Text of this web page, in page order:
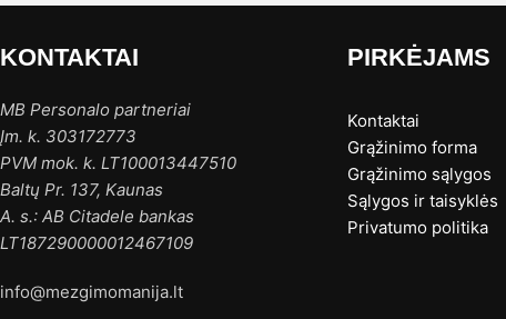
KONTAKTAI
MB Personalo partneriai
Įm. k. 303172773
PVM mok. k. LT100013447510
Baltų Pr. 137, Kaunas
A. s.: AB Citadele bankas
LT187290000012467109
info@mezgimomanija.lt
PIRKĖJAMS
Kontaktai
Grąžinimo forma
Grąžinimo sąlygos
Sąlygos ir taisyklės
Privatumo politika